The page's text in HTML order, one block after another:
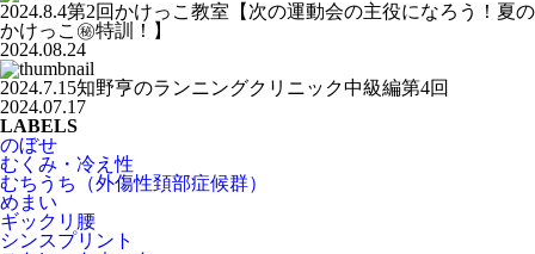
2024.8.4第2回かけっこ教室【次の運動会の主役になろう！夏の
かけっこ㊙️特訓！】
2024.08.24
2024.7.15知野亨のランニングクリニック中級編第4回
2024.07.17
LABELS
のぼせ
むくみ・冷え性
むちうち（外傷性頚部症候群）
めまい
ギックリ腰
シンスプリント